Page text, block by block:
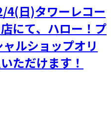
日)タワーレコー
にて、ハロー！プ
ルショップオリ
ただけます！